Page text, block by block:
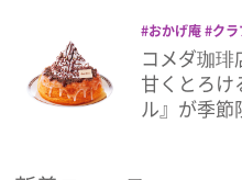
ファッション
ビューティー
おかげ庵 ク
ショコラノワ
ーヘン
コメダ珈琲
甘くとろけ
ル』が季